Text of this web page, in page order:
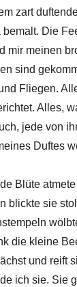
zart
bemalt. Die
mir meinen
sind
Fliegen.
Alles,
jede von
Duftes
Blüte
blickte sie
die kleine
und reift
ich sie. Sie